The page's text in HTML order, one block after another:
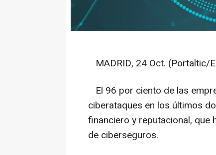
MADRID, 24 Oct. (Portaltic/
El 96 por ciento de las
ciberataques en los últimos
financiero y reputacional, que
de ciberseguros.